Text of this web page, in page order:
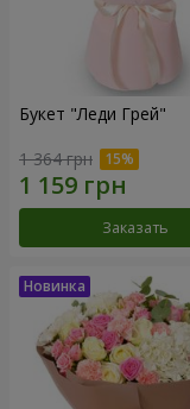
Букет "Леди Грей"
1 364 грн
Заказать